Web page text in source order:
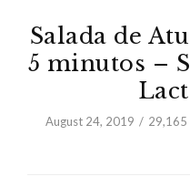
Salada de
5 minutos –
August 24, 2019 29,165